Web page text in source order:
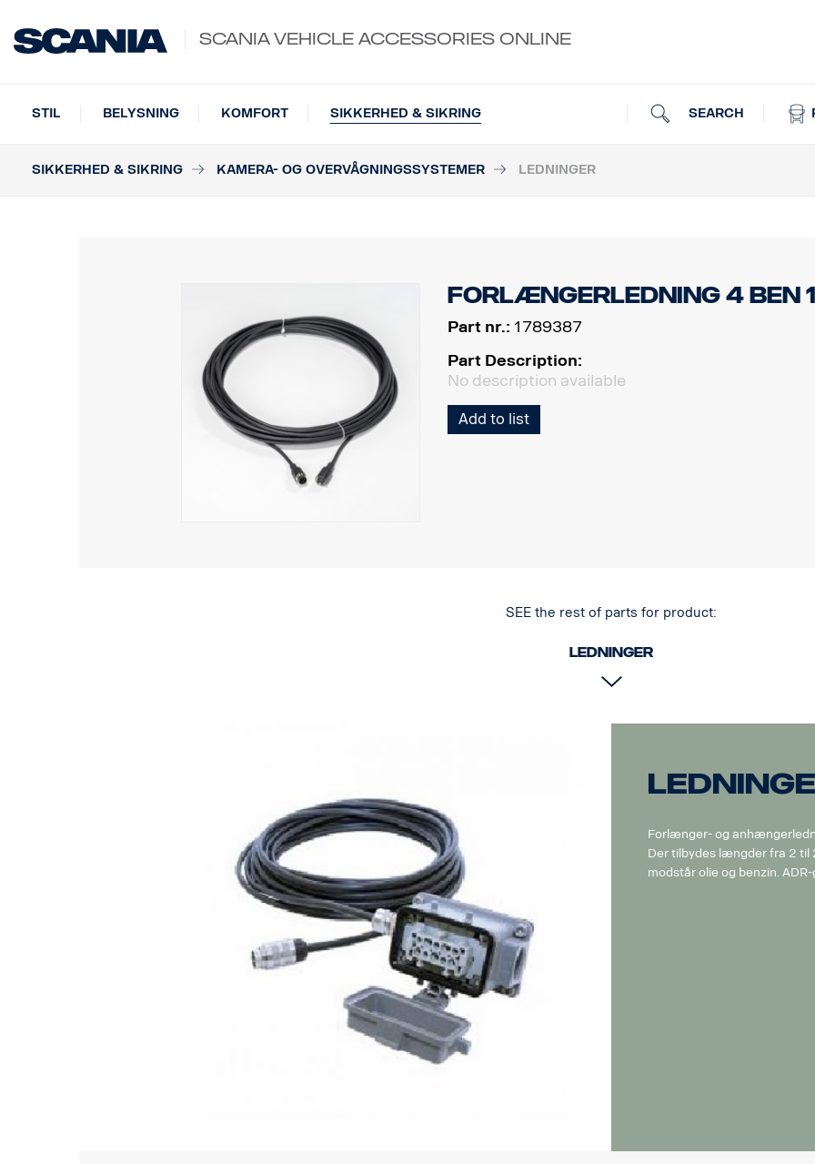
SCANIA VEHICLE ACCESSORIES ONLINE
SEARCH
STIL BELYSNING KOMFORT SIKKERHED & SIKRING
SIKKERHED & SIKRING KAMERA- OG OVERVÅGNINGSSYSTEMER LEDNINGER
Forlængerledning 4 ben
Part nr.: 1789387
Part Description:
No description available
Add to list
SEE the rest of parts for product:
Ledninger
Forlænger- og
Der tilbydes længder fra 2
modstår olie og benzin.